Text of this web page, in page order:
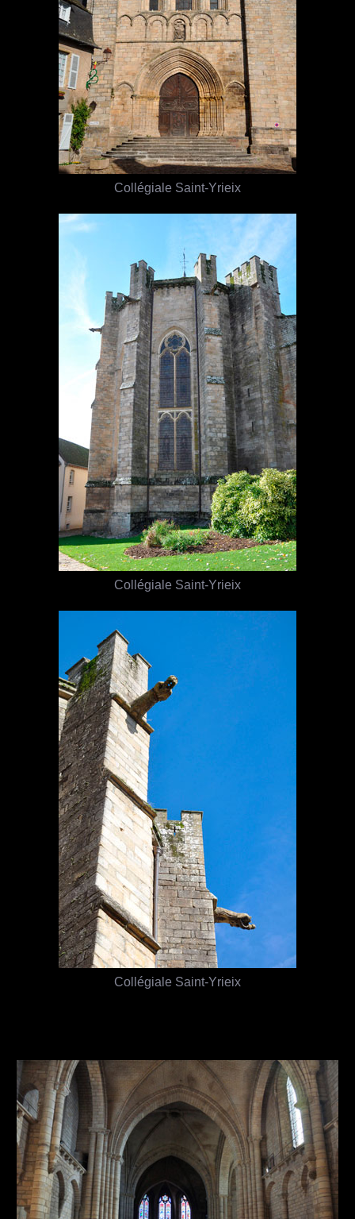
Collégiale Saint-Yrieix
Collégiale Saint-Yrieix
Collégiale Saint-Yrieix